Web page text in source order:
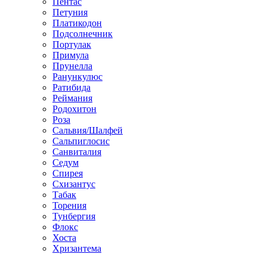
Петуния
Платикодон
Подсолнечник
Портулак
Примула
Прунелла
Ранункулюс
Ратибида
Реймания
Родохитон
Роза
Сальвия/Шалфей
Сальпиглосис
Санвиталия
Седум
Спирея
Схизантус
Табак
Торения
Тунбергия
Флокс
Хоста
Хризантема